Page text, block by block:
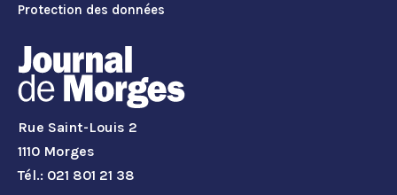
Protection des données
Rue Saint-Louis 2
1110 Morges
Tél.: 021 801 21 38